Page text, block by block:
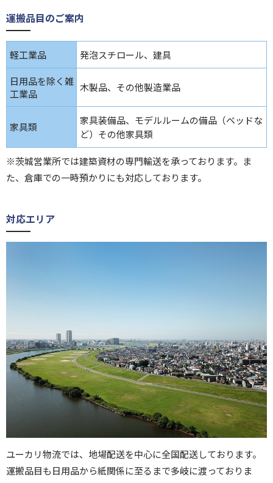
運搬品目のご案内
軽工業品 発泡スチロール、建具
日用品を除く雑
工業品
木製品、その他製造業品
家具類
家具装備品、モデルルームの備品（ベッドな
ど）その他家具類
※茨城営業所では建築資材の専門輸送を承っております。ま
た、倉庫での一時預かりにも対応しております。
対応エリア
ユーカリ物流では、地場配送を中心に全国配送しております。
運搬品目も日用品から紙関係に至るまで多岐に渡っておりま